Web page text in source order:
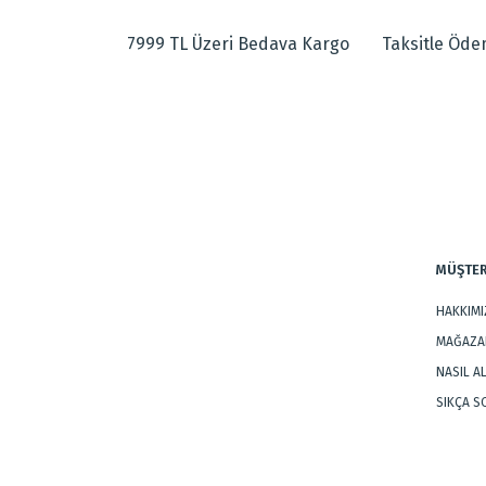
Ürün resmi kalitesiz, bozuk veya görüntülenemiyor.
7999 TL Üzeri Bedava Kargo Taksitle
NASIL
SIKÇA